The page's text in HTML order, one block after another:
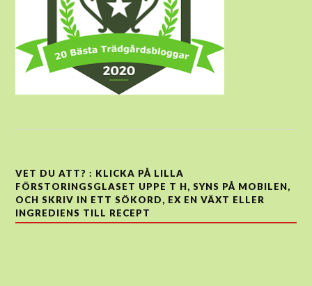
VET DU ATT? : KLICKA PÅ LILLA
FÖRSTORINGSGLASET UPPE T H, SYNS PÅ MOBILEN,
OCH SKRIV IN ETT SÖKORD, EX EN VÄXT ELLER
INGREDIENS TILL RECEPT